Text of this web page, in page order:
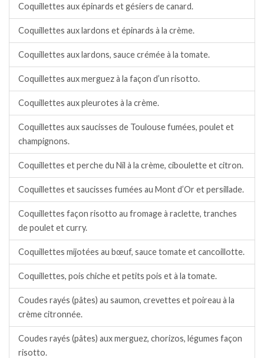
Coquillettes aux épinards et gésiers de canard.
Coquillettes aux lardons et épinards à la crème.
Coquillettes aux lardons, sauce crémée à la tomate.
Coquillettes aux merguez à la façon d’un risotto.
Coquillettes aux pleurotes à la crème.
Coquillettes aux saucisses de Toulouse fumées, poulet et
champignons.
Coquillettes et perche du Nil à la crème, ciboulette et citron.
Coquillettes et saucisses fumées au Mont d’Or et persillade.
Coquillettes façon risotto au fromage à raclette, tranches
de poulet et curry.
Coquillettes mijotées au bœuf, sauce tomate et cancoillotte.
Coquillettes, pois chiche et petits pois et à la tomate.
Coudes rayés (pâtes) au saumon, crevettes et poireau à la
crème citronnée.
Coudes rayés (pâtes) aux merguez, chorizos, légumes façon
risotto.